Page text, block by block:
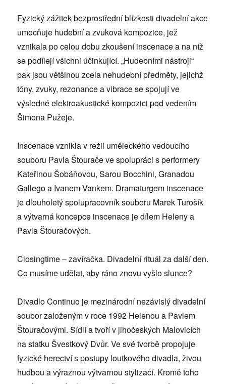
Fyzický zážitek bezprostřední blízkosti divadelní akce
umocňuje hudební a zvuková kompozice, jež
vznikala po celou dobu zkoušení inscenace a na níž
se podílejí všichni účinkující. „Hudebními nástroji“
pak jsou většinou zcela nehudební předměty, jejichž
tóny, zvuky, rezonance a vibrace se spojují ve
výsledné elektroakustické kompozici pod vedením
Šimona Pužeje.
Inscenace vznikla v režii uměleckého vedoucího
souboru Pavla Štourače ve spolupráci s performery
Kateřinou Šobáňovou, Sarou Bocchini, Granadou
Gallego a Ivanem Vankem. Dramaturgem inscenace
je dlouholetý spolupracovník souboru Marek Turošík
a výtvarná koncepce inscenace je dílem Heleny a
Pavla Štouračových.
Closingtime – zavíračka. Divadelní rituál za další den.
Co musíme udělat, aby ráno znovu vyšlo slunce?
Divadlo Continuo je mezinárodní nezávislý divadelní
soubor založeným v roce 1992 Helenou a Pavlem
Štouračovými. Sídlí a tvoří v jihočeských Malovicích
na statku Švestkový Dvůr. Ve své tvorbě propojuje
fyzické herectví s postupy loutkového divadla, živou
hudbou a výraznou výtvarnou stylizací. Kromě toho